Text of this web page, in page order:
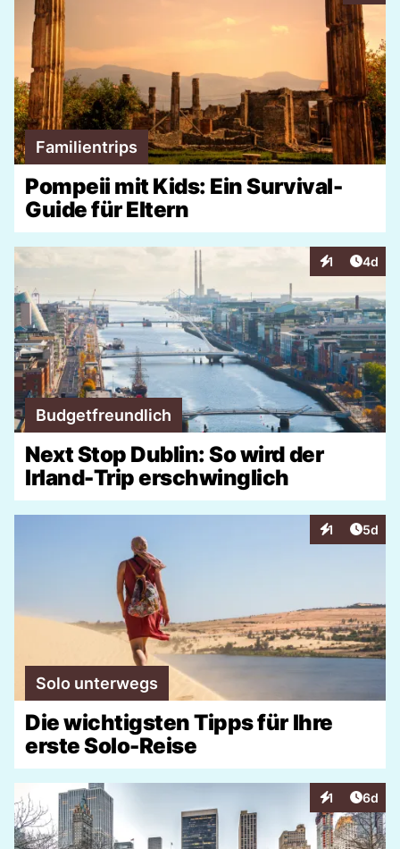
Familientrips
Pompeii mit Kids: Ein Survival-
Guide für Eltern
1
Interaktionen
4d
Budgetfreundlich
Next Stop Dublin: So wird der
Irland-Trip erschwinglich
1
Interaktionen
5d
Solo unterwegs
Die wichtigsten Tipps für Ihre
erste Solo-Reise
1
Interaktionen
6d